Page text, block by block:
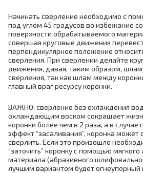
Начинать сверление необходимо с
под углом 45 градусов во избежание
поверхности обрабатываемого
совершая круговые движения
перпендикулярное положение
сверления. При сверлении делайте
движения, давая, таким образом,
сверления, так как шлам между
главный враг ресурсу коронки.
ВАЖНО: сверление без охлаждения
охлаждающим воском сокращает
коронки более чем в 2 раза, а в случае
эффект “засаливания”, коронка может
сверлить. Если это произошло
“заточить” коронку с помощью мягкого
материала (абразивного
лучшим вариантом будет огнеупорный